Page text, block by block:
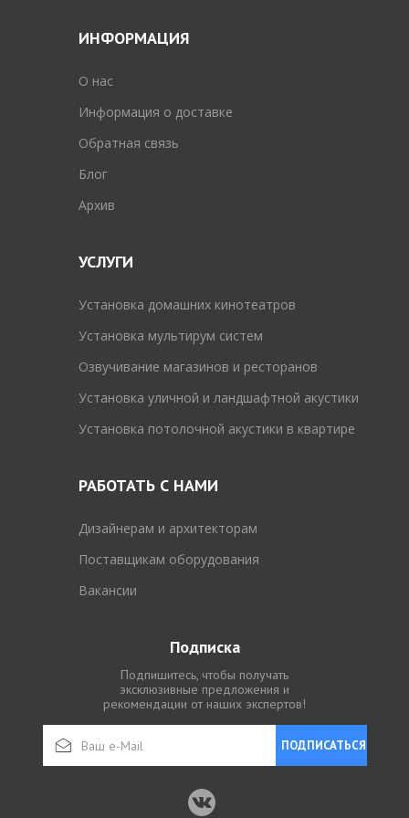
ИНФОРМАЦИЯ
O нас
Информация о доставке
Обратная связь
Блог
Архив
УСЛУГИ
Установка домашних кинотеатров
Установка мультирум систем
Озвучивание магазинов и ресторанов
Установка уличной и ландшафтной акустики
Установка потолочной акустики в квартире
РАБОТАТЬ С НАМИ
Дизайнерам и архитекторам
Поставщикам оборудования
Вакансии
Подписка
Подпишитесь, чтобы получать
эксклюзивные предложения и
рекомендации от наших экспертов!
ПОДПИСАТЬСЯ